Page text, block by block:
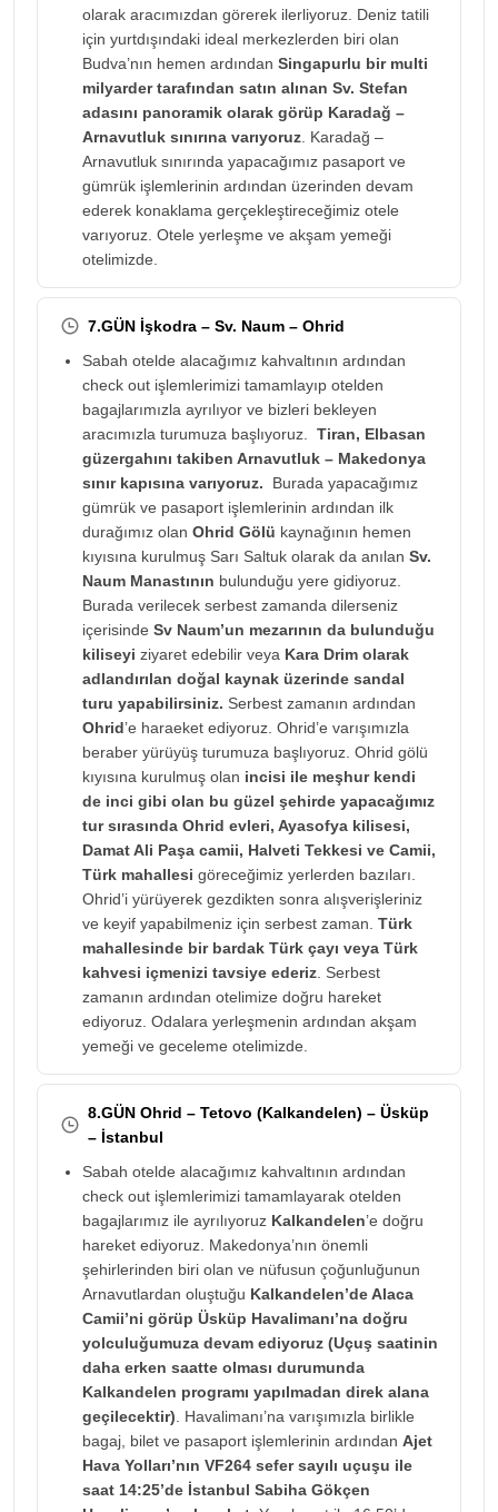
olarak aracımızdan görerek ilerliyoruz. Deniz tatili
için yurtdışındaki ideal merkezlerden biri olan
Budva’nın hemen ardından Singapurlu bir multi
milyarder tarafından satın alınan Sv. Stefan
adasını panoramik olarak görüp Karadağ –
Arnavutluk sınırına varıyoruz . Karadağ –
Arnavutluk sınırında yapacağımız pasaport ve
gümrük işlemlerinin ardından üzerinden devam
ederek konaklama gerçekleştireceğimiz otele
varıyoruz. Otele yerleşme ve akşam yemeği
otelimizde.
7.GÜN İşkodra – Sv. Naum – Ohrid
Sabah otelde alacağımız kahvaltının ardından
check out işlemlerimizi tamamlayıp otelden
bagajlarımızla ayrılıyor ve bizleri bekleyen
aracımızla turumuza başlıyoruz. Tiran, Elbasan
güzergahını takiben Arnavutluk – Makedonya
sınır kapısına varıyoruz.
Burada yapacağımız
gümrük ve pasaport işlemlerinin ardından ilk
durağımız olan Ohrid Gölü kaynağının hemen
kıyısına kurulmuş Sarı Saltuk olarak da anılan Sv.
Naum Manastının bulunduğu yere gidiyoruz.
Burada verilecek serbest zamanda dilerseniz
içerisinde Sv Naum’un mezarının da bulunduğu
kiliseyi ziyaret edebilir veya Kara Drim olarak
adlandırılan doğal kaynak üzerinde sandal
turu yapabilirsiniz. Serbest zamanın ardından
Ohrid’e haraeket ediyoruz. Ohrid’e varışımızla
beraber yürüyüş turumuza başlıyoruz. Ohrid gölü
kıyısına kurulmuş olan incisi ile meşhur kendi
de inci gibi olan bu güzel şehirde yapacağımız
tur sırasında Ohrid evleri, Ayasofya kilisesi,
Damat Ali Paşa camii, Halveti Tekkesi ve Camii,
Türk mahallesi göreceğimiz yerlerden bazıları.
Ohrid’i yürüyerek gezdikten sonra alışverişleriniz
ve keyif yapabilmeniz için serbest zaman. Türk
mahallesinde bir bardak Türk çayı veya Türk
kahvesi içmenizi tavsiye ederiz . Serbest
zamanın ardından otelimize doğru hareket
ediyoruz. Odalara yerleşmenin ardından akşam
yemeği ve geceleme otelimizde.
8.GÜN Ohrid – Tetovo (Kalkandelen) – Üsküp
– İstanbul
Sabah otelde alacağımız kahvaltının ardından
check out işlemlerimizi tamamlayarak otelden
bagajlarımız ile ayrılıyoruz Kalkandelen’e doğru
hareket ediyoruz. Makedonya’nın önemli
şehirlerinden biri olan ve nüfusun çoğunluğunun
Arnavutlardan oluştuğu Kalkandelen’de Alaca
Camii’ni görüp Üsküp Havalimanı’na doğru
yolculuğumuza devam ediyoruz (Uçuş saatinin
daha erken saatte olması durumunda
Kalkandelen programı yapılmadan direk alana
geçilecektir) . Havalimanı’na varışımızla birlikle
bagaj, bilet ve pasaport işlemlerinin ardından Ajet
Hava Yolları’nın VF264 sefer sayılı uçuşu ile
saat 14:25’de İstanbul Sabiha Gökçen